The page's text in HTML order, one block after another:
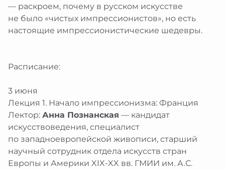
— раскроем, почему в русском искусстве
не было «чистых импрессионистов», но есть
настоящие импрессионистические шедевры.
Расписание:
3 июня
Лекция 1. Начало импрессионизма: Франция
Лектор:Анна Познанская — кандидат
искусствоведения, специалист
по западноевропейской живописи, старший
научный сотрудник отдела искусств стран
Европы и Америки XIX-XX вв. ГМИИ им. А.С.